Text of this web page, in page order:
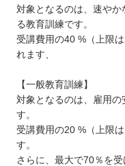
対象となるのは、速や
る教育訓練です。
受講費用の40 %（上限
れます、
【一般教育訓練】
対象となるのは、雇用
す。
受講費用の20 %（上限
す。
さらに、最大で70％を受